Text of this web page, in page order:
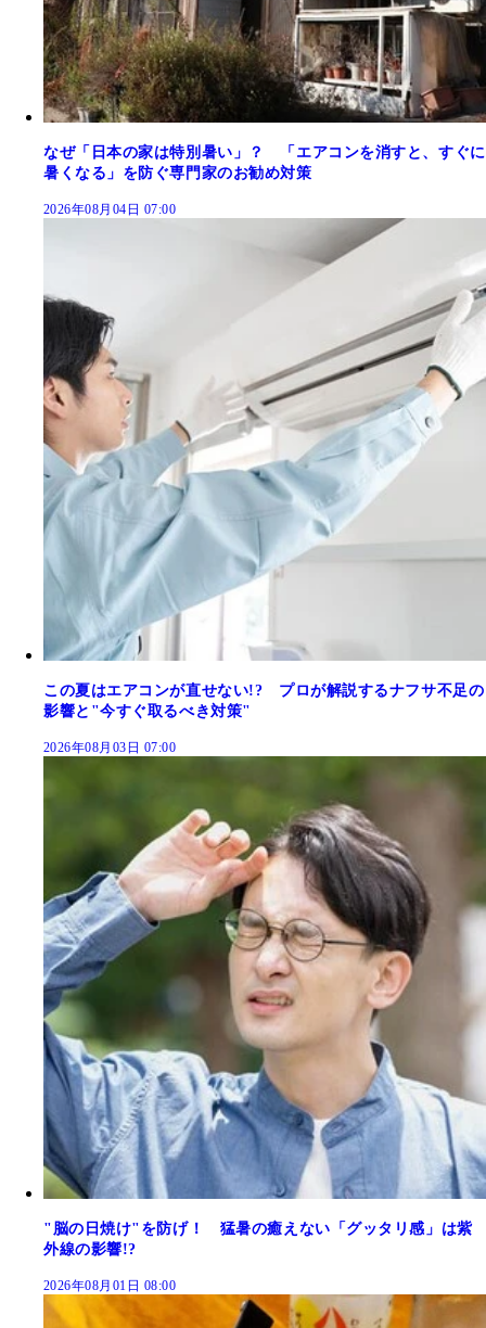
なぜ「日本の家は特別暑い」？ 「エアコンを消すと、すぐに
暑くなる」を防ぐ専門家のお勧め対策
2026年08月04日 07:00
この夏はエアコンが直せない!? プロが解説するナフサ不足の
影響と"今すぐ取るべき対策"
2026年08月03日 07:00
"脳の日焼け"を防げ！ 猛暑の癒えない「グッタリ感」は紫
外線の影響!?
2026年08月01日 08:00